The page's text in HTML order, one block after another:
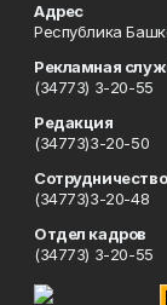
Адрес
Республика
Рекламная
(34773) 3-20-55
Редакция
(34773)3-20-50
Сотрудничество
(34773)3-20-48
Отдел кадров
(34773) 3-20-55